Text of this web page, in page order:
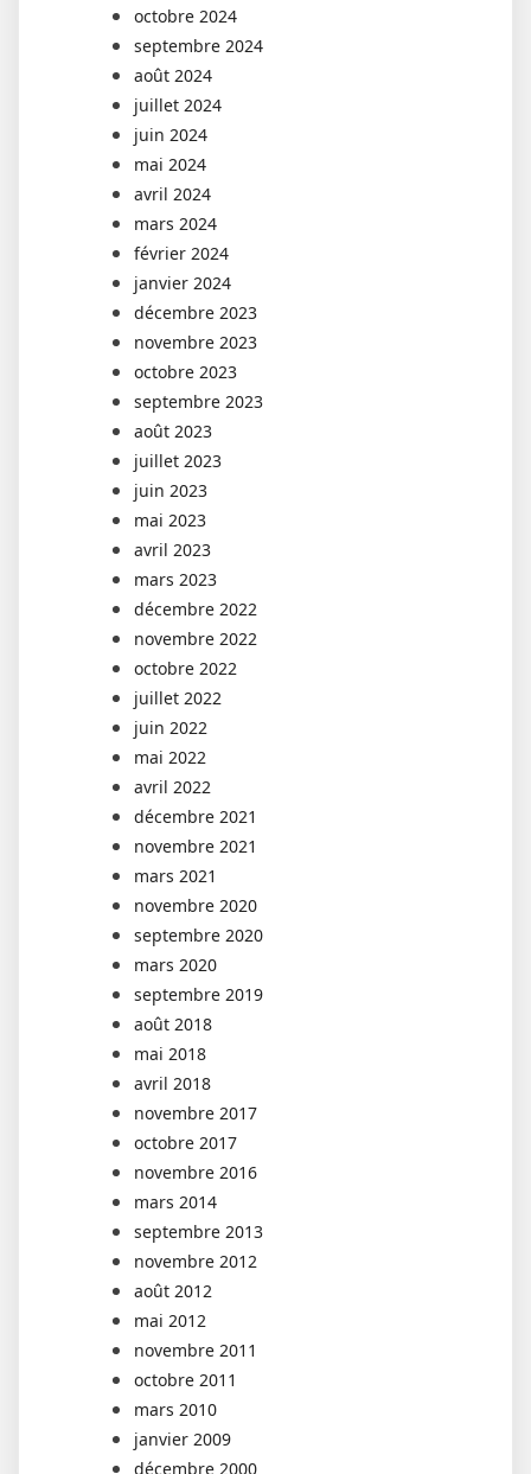
octobre 2024
septembre 2024
août 2024
juillet 2024
juin 2024
mai 2024
avril 2024
mars 2024
février 2024
janvier 2024
décembre 2023
novembre 2023
octobre 2023
septembre 2023
août 2023
juillet 2023
juin 2023
mai 2023
avril 2023
mars 2023
décembre 2022
novembre 2022
octobre 2022
juillet 2022
juin 2022
mai 2022
avril 2022
décembre 2021
novembre 2021
mars 2021
novembre 2020
septembre 2020
mars 2020
septembre 2019
août 2018
mai 2018
avril 2018
novembre 2017
octobre 2017
novembre 2016
mars 2014
septembre 2013
novembre 2012
août 2012
mai 2012
novembre 2011
octobre 2011
mars 2010
janvier 2009
décembre 2000